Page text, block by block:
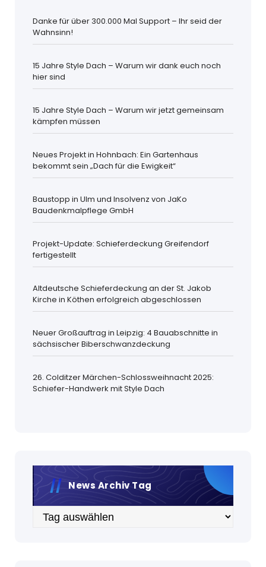
Danke für über 300.000 Mal Support – Ihr seid der
Wahnsinn!
15 Jahre Style Dach – Warum wir dank euch noch
hier sind
15 Jahre Style Dach – Warum wir jetzt gemeinsam
kämpfen müssen
Neues Projekt in Hohnbach: Ein Gartenhaus
bekommt sein „Dach für die Ewigkeit“
Baustopp in Ulm und Insolvenz von JaKo
Baudenkmalpflege GmbH
Projekt-Update: Schieferdeckung Greifendorf
fertigestellt
Altdeutsche Schieferdeckung an der St. Jakob
Kirche in Köthen erfolgreich abgeschlossen
Neuer Großauftrag in Leipzig: 4 Bauabschnitte in
sächsischer Biberschwanzdeckung
26. Colditzer Märchen-Schlossweihnacht 2025:
Schiefer-Handwerk mit Style Dach
News Archiv Tag
Archiv